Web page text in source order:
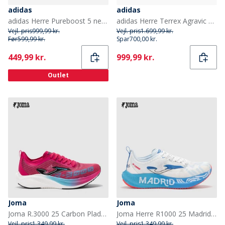
adidas
adidas Herre Pureboost 5 neutrale løbesko Dark Blue/Glory Grey/Core Black
Vejl. pris999,99 kr.
Før599,99 kr.
Current
449,99 kr.
Outlet
adidas
adidas Herre Terrex Agravic Speed Ultra Trail Løbesko Cloud White/Impact Orange/Dash Grey
Vejl. pris1.699,99 kr.
Spar700,00 kr.
Current
999,99 kr.
Joma
Joma R.3000 25 Carbon Plade Neutrale Løbesko Fuchsia
Joma
Joma Herre R1000 25 Madrid Halvmaraton Kulfiberplade Neutrale Løbesko Hvid